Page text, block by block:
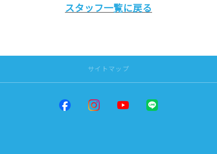
スタッフ一覧に戻る
サイトマップ